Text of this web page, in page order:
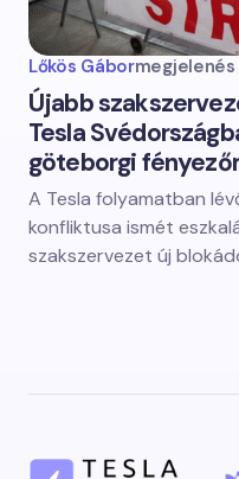
Lőkös Gábormegjelenés
Újabb
Tesla
göteborgi
A Tesla folyamatban
konfliktusa ismét
szakszervezet új